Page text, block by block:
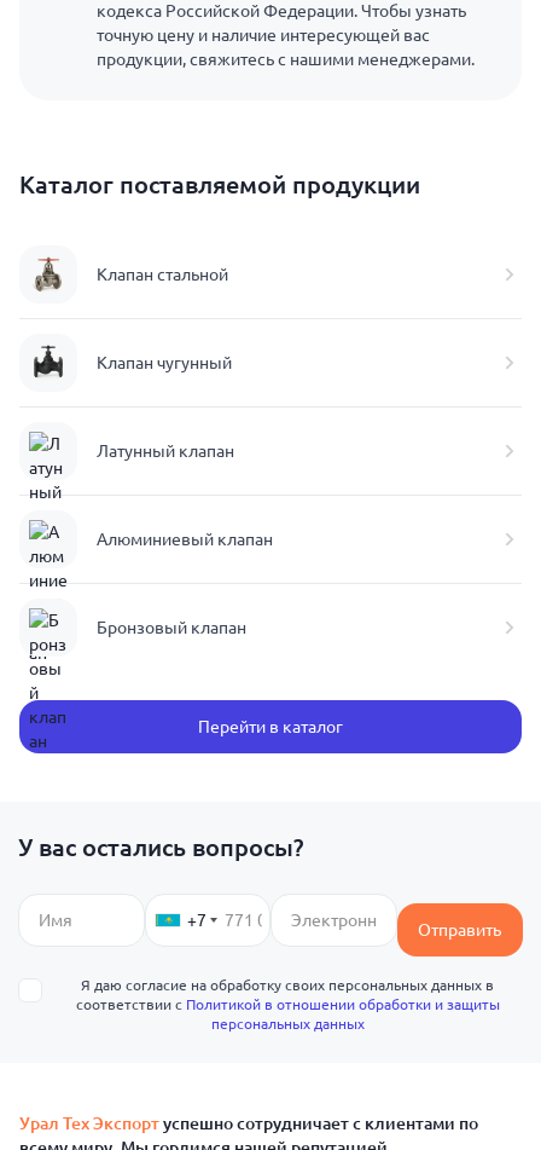
кодекса Российской Федерации. Чтобы узнать
точную цену и наличие интересующей вас
продукции, свяжитесь с нашими менеджерами.
Каталог поставляемой продукции
Клапан стальной
Клапан чугунный
Латунный клапан
Алюминиевый клапан
Бронзовый клапан
Перейти в каталог
У вас остались вопросы?
+7 Отправить
Я даю согласие на обработку своих персональных данных в
соответствии с Политикой в отношении обработки и защиты
персональных данных
Урал Тех Экспортуспешно сотрудничает с клиентами по